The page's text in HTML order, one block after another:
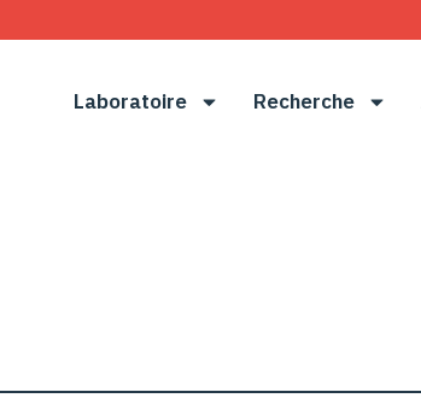
Laboratoire Recherche